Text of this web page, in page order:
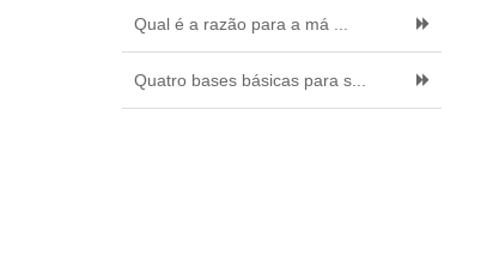
Qual é a razão para a má ...
Quatro bases básicas para s...